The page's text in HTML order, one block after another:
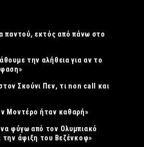
παντού, εκτός από πάνω στο
την αλήθεια για αν το
Σκούνι Πεν, τι non call και
Μοντέρο ήταν καθαρή»
φύγω από τον Ολυμπιακό
άφιξη του Βεζένκοφ»